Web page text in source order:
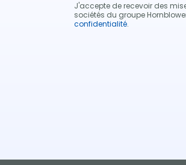
J'accepte de recevoir des
sociétés du groupe
confidentialité.